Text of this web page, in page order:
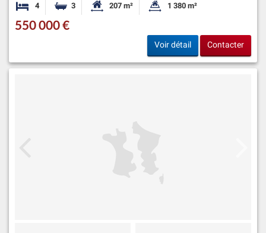
4 Chambres
3 Salles de bainsSurface habitable:
207 m² Superficie du terrain:
1 380 m²
550 000 €
Voir détail Contacter